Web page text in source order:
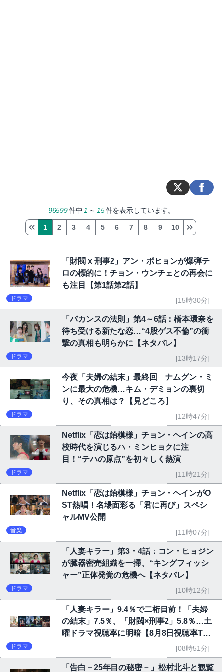
96599件中 1 ～ 15件を表示しています。
1 2 3 4 5 6 7 8 9 10
「財閥 x 刑事2」アン・ボヒョンが爆弾テ
ロの標的に！チョン・ウンチェとの再会に
も注目【第1話第2話】
ドラマ [15時30分]
「バカンスの法則」第4～6話：橋本環奈を
待ち受ける新たな恋…“4股ゲス不倫”の衝
撃の真相も明らかに【ネタバレ】
ドラマ [13時17分]
今夜「夫婦の結末」最終回 ナムグン・ミ
ンに最大の危機…キム・デミョンの裏切
り、その真相は？【見どころ】
ドラマ [12時47分]
Netflix「恋は飴模様」チョン・ヘインの高
校時代を演じるハ・ミンヒョクに注
目！“テハの原点”を初々しく熱演
ドラマ [11時21分]
Netflix「恋は飴模様」チョン・ヘインがO
ST熱唱！名場面彩る「君に再び」スペシ
ャルMV公開
音楽 [11時07分]
「人妻キラー」第3・4話：コン・ヒョジン
が臓器密売組織を一掃、“キングフィッシ
ャー”正体発覚の危機へ【ネタバレ】
ドラマ [10時12分]
「人妻キラー」9.4％で二桁目前！「夫婦
の結末」7.5％、「財閥×刑事2」5.8％…土
曜ドラマ視聴率に明暗【8月8日視聴率TO
ドラマ [08時51分]
「告白－25年目の秘密－」松村北斗と観覧